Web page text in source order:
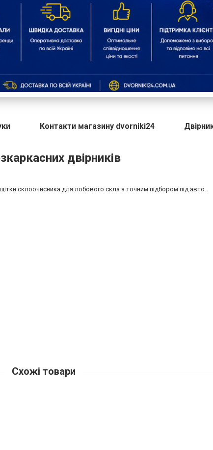
Контакти магазину dvorniki24
двірників
склоочисника для лобового скла з точним підбором під авто.
Схожі товари